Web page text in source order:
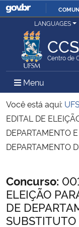
Ministério da Justiça e
Ministério da Defesa
Ministério das Relações
Ministério da Economia
Ministério da Agricultura,
Ministério da Educação
LANGUAGES
CCS
Centro de
Menu Menu
Você está aqui:
EDITAL DE
DEPARTAMENTO
DEPARTAMENTO
Início do conteúdo
Concurso:
ELEIÇÃO
DE
SUBSTITUTO